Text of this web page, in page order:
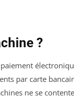
?
par carte
ne se